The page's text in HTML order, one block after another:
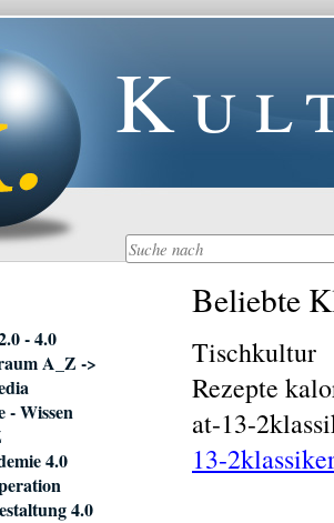
Beliebte
Tischkultur
Rezepte
at-13-
13-
- 4.0
A_Z ->
- Wissen
4.0
4.0